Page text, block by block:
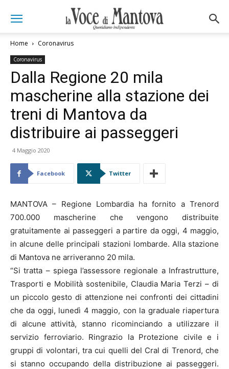
Home Coronavirus
Coronavirus
Dalla Regione 20 mila
mascherine alla stazione dei
treni di Mantova da
distribuire ai passeggeri
4 Maggio 2020
Facebook Twitter
MANTOVA – Regione Lombardia ha fornito a Trenord
700.000 mascherine che vengono distribuite
gratuitamente ai passeggeri a partire da oggi, 4 maggio,
in alcune delle principali stazioni lombarde. Alla stazione
di Mantova ne arriveranno 20 mila.
“Si tratta – spiega l’assessore regionale a Infrastrutture,
Trasporti e Mobilità sostenibile, Claudia Maria Terzi – di
un piccolo gesto di attenzione nei confronti dei cittadini
che da oggi, lunedì 4 maggio, con la graduale riapertura
di alcune attività, stanno ricominciando a utilizzare il
servizio ferroviario. Ringrazio la Protezione civile e i
gruppi di volontari, tra cui quelli del Cral di Trenord, che
si stanno occupando della distribuzione ai passeggeri.